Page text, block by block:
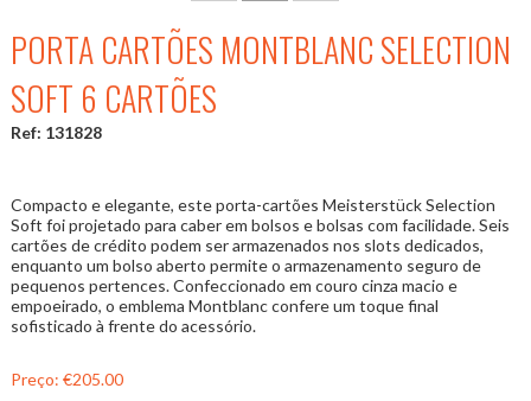
PORTA CARTÕES MONTBLANC SELECTION
SOFT 6 CARTÕES
Ref: 131828
Compacto e elegante, este porta-cartões Meisterstück Selection
Soft foi projetado para caber em bolsos e bolsas com facilidade. Seis
cartões de crédito podem ser armazenados nos slots dedicados,
enquanto um bolso aberto permite o armazenamento seguro de
pequenos pertences. Confeccionado em couro cinza macio e
empoeirado, o emblema Montblanc confere um toque final
sofisticado à frente do acessório.
Preço: €205.00